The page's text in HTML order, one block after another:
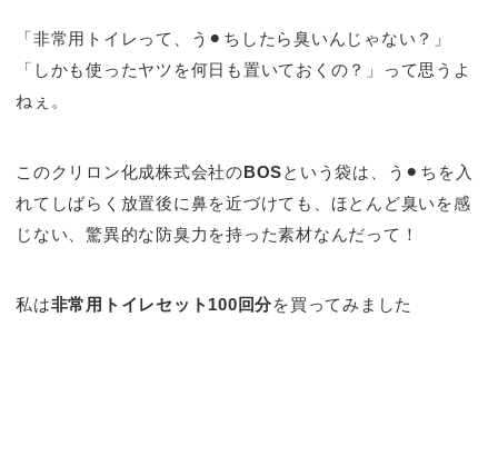
「非常用トイレって、う⚫︎ちしたら臭いんじゃない？」
「しかも使ったヤツを何日も置いておくの？」って思うよ
ねぇ。
このクリロン化成株式会社のBOSという袋は、う⚫︎ちを入
れてしばらく放置後に鼻を近づけても、ほとんど臭いを感
じない、驚異的な防臭力を持った素材なんだって！
私は非常用トイレセット100回分を買ってみました